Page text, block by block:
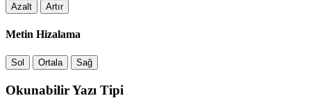
Azalt Artır
Metin Hizalama
Sol Ortala Sağ
Okunabilir Yazı Tipi